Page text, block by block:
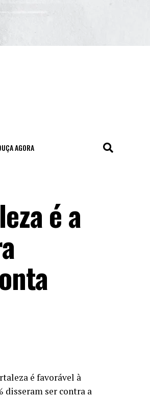
AGORA
é a
é favorável à
disseram ser contra a